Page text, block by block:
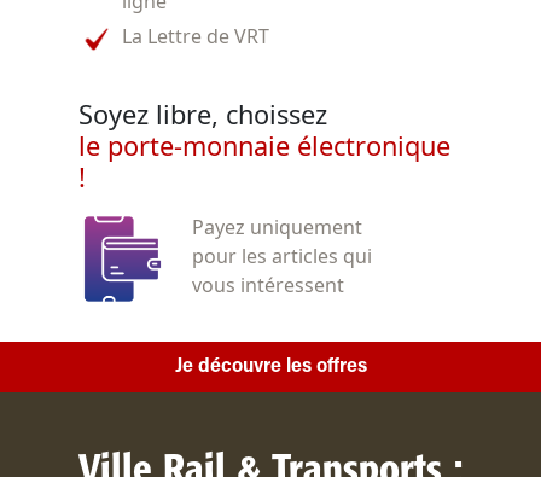
La Lettre de VRT
Soyez libre, choissez
le porte-monnaie électronique
!
Payez uniquement
pour les articles qui
vous intéressent
Je découvre les offres